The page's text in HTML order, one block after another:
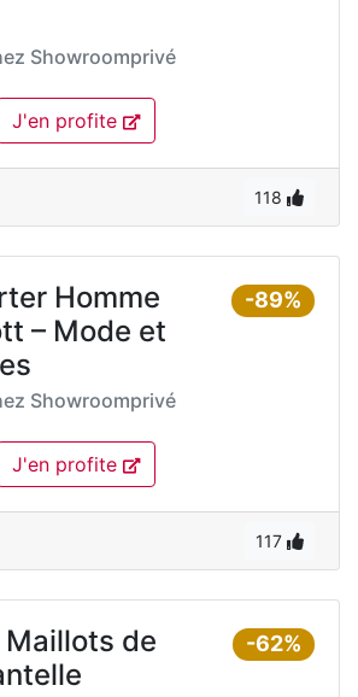
Showroomprivé
J'en profite
118
-89%
Homme
– Mode et
Showroomprivé
J'en profite
117
-62%
Maillots de